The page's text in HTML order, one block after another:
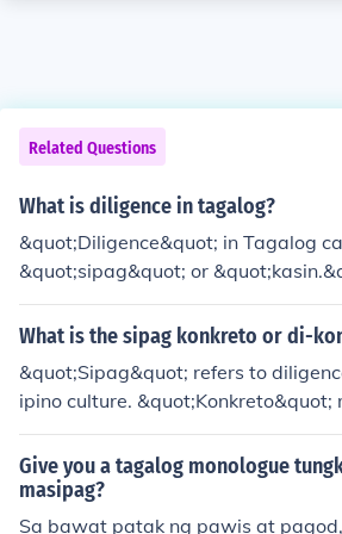
Related Questions
What is diligence in tagalog?
&quot;Diligence&quot; in Tagalog
&quot;sipag&quot; or
What is the sipag konkreto or di-
&quot;Sipag&quot; refers to
ipino culture. &quot;Konkreto&quot;
ile &quot;di-konkreto&quot; means
ot;sipag konkreto&quot; would
le diligence, focusing on practical
le results, while &quot;sipag di-
Give you a tagalog monologue
masipag?
Sa bawat patak ng pawis at